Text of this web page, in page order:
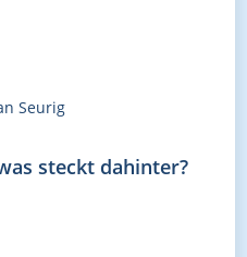
Seurig
steckt dahinter?